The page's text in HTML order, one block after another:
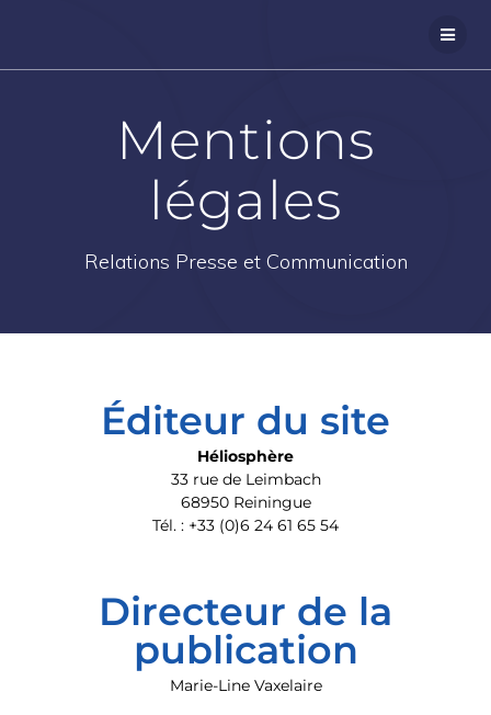
Mentions
légales
Relations Presse et Communication
Éditeur du site
Héliosphère
33 rue de Leimbach
68950 Reiningue
Tél. : +33 (0)6 24 61 65 54
Directeur de la
publication
Marie-Line Vaxelaire